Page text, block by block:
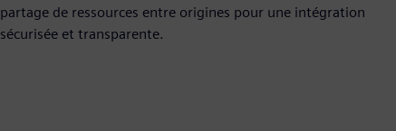
partage de ressources entre origines pour une intégration
sécurisée et transparente.